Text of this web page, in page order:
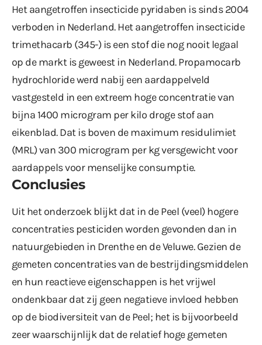
Het aangetroffen insecticide pyridaben is sinds 2004
verboden in Nederland. Het aangetroffen insecticide
trimethacarb (345-) is een stof die nog nooit legaal
op de markt is geweest in Nederland. Propamocarb
hydrochloride werd nabij een aardappelveld
vastgesteld in een extreem hoge concentratie van
bijna 1400 microgram per kilo droge stof aan
eikenblad. Dat is boven de maximum residulimiet
(MRL) van 300 microgram per kg versgewicht voor
aardappels voor menselijke consumptie.
Conclusies
Uit het onderzoek blijkt dat in de Peel (veel) hogere
concentraties pesticiden worden gevonden dan in
natuurgebieden in Drenthe en de Veluwe. Gezien de
gemeten concentraties van de bestrijdingsmiddelen
en hun reactieve eigenschappen is het vrijwel
ondenkbaar dat zij geen negatieve invloed hebben
op de biodiversiteit van de Peel; het is bijvoorbeeld
zeer waarschijnlijk dat de relatief hoge gemeten